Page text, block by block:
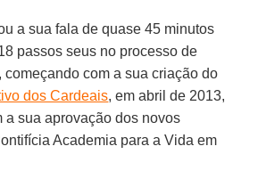
a sua fala de quase 45 minutos
passos seus no processo de
começando com a sua criação do
dos Cardeais, em abril de 2013,
a sua aprovação dos novos
Academia para a Vida em